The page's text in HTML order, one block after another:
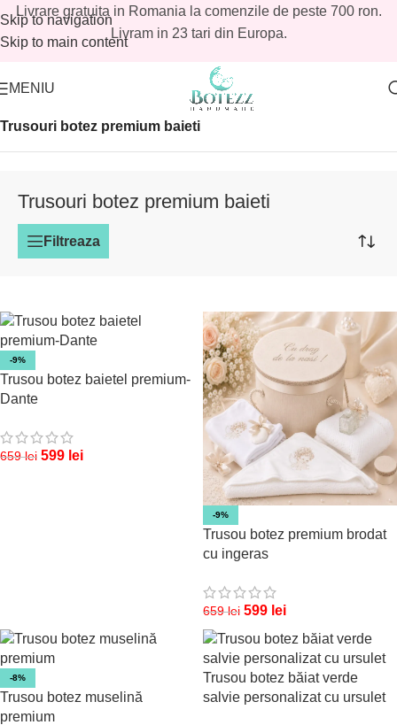
Skip to navigation
Skip to main content
Livrare gratuita in Romania la comenzile de peste 700 ron.
Livram in 23 tari din Europa.
MENIU
Trusouri botez baieti
Trusouri botez premium baieti
Trusouri botez premium baieti
Filtreaza
-9%
Trusou botez baietel premium-
Dante
659lei 599 lei
-9%
Trusou botez premium brodat
cu ingeras
659lei 599 lei
-8%
Trusou botez muselină
premium
Trusou botez băiat verde
salvie personalizat cu ursulet